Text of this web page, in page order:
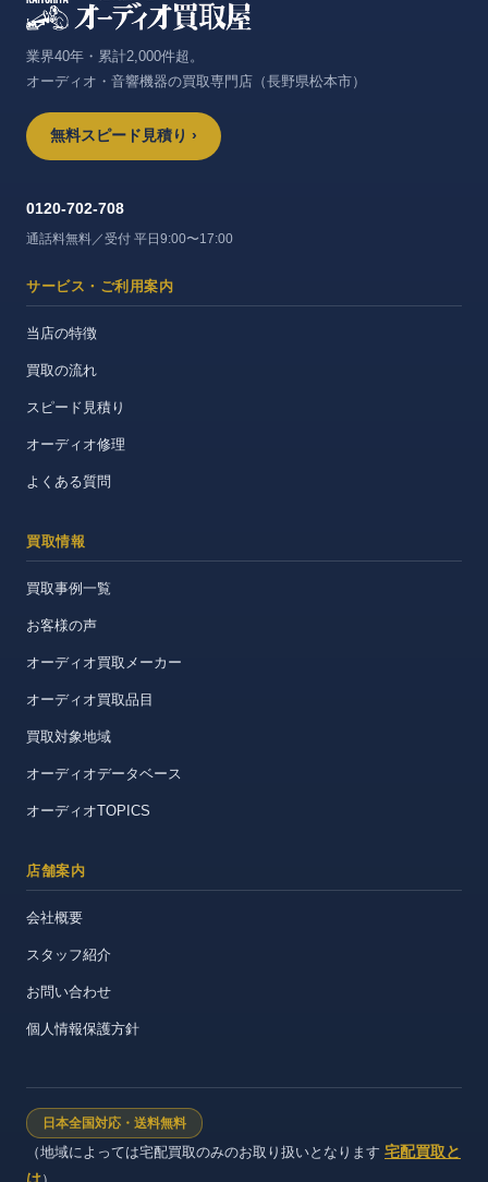
業界40年・累計2,000件超。
オーディオ・音響機器の買取専門店（長野県松本市）
無料スピード見積り ›
0120-702-708
通話料無料／受付 平日9:00〜17:00
サービス・ご利用案内
当店の特徴
買取の流れ
スピード見積り
オーディオ修理
よくある質問
買取情報
買取事例一覧
お客様の声
オーディオ買取メーカー
オーディオ買取品目
買取対象地域
オーディオデータベース
オーディオTOPICS
店舗案内
会社概要
スタッフ紹介
お問い合わせ
個人情報保護方針
日本全国対応・送料無料
（地域によっては宅配買取のみのお取り扱いとなります 宅配買取と
は